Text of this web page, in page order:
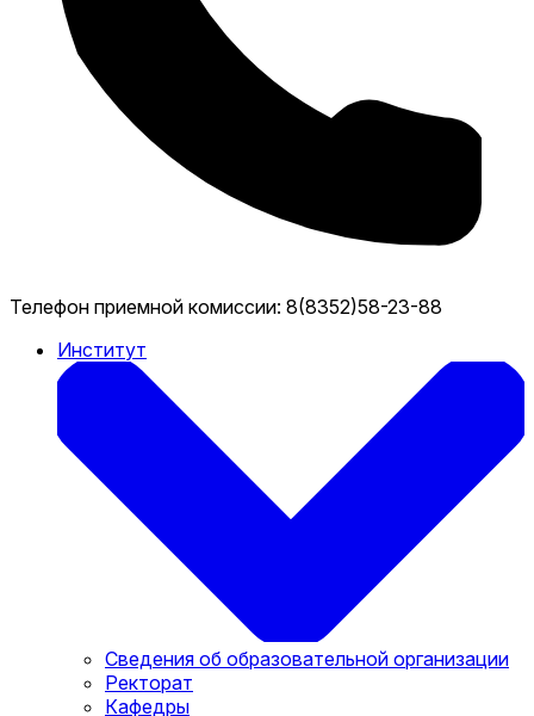
Телефон приемной комиссии: 8(8352)58-23-88
Институт
Сведения об образовательной организации
Ректорат
Кафедры